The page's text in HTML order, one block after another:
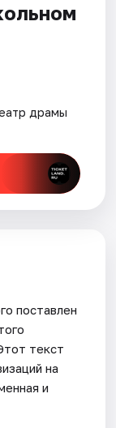
драмы
поставлен
текст
на
и